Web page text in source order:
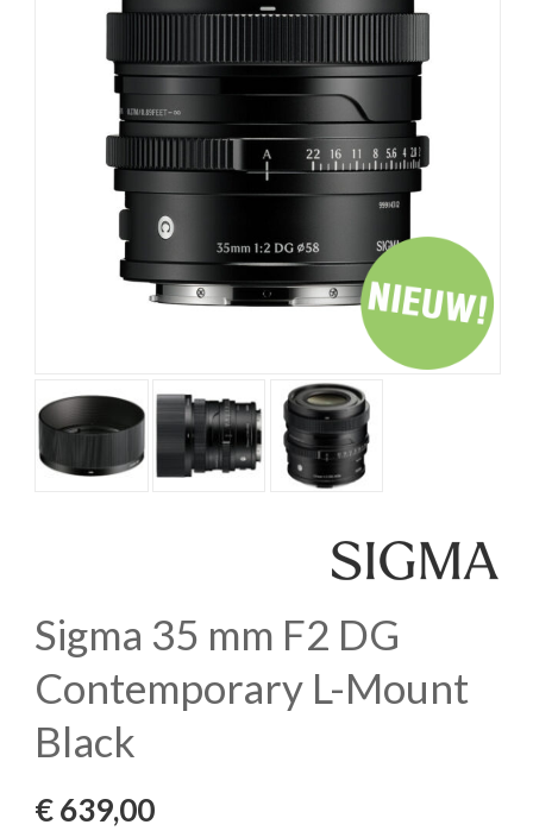
Sigma 35 mm F2 DG
Contemporary L-Mount
Black
€639,00